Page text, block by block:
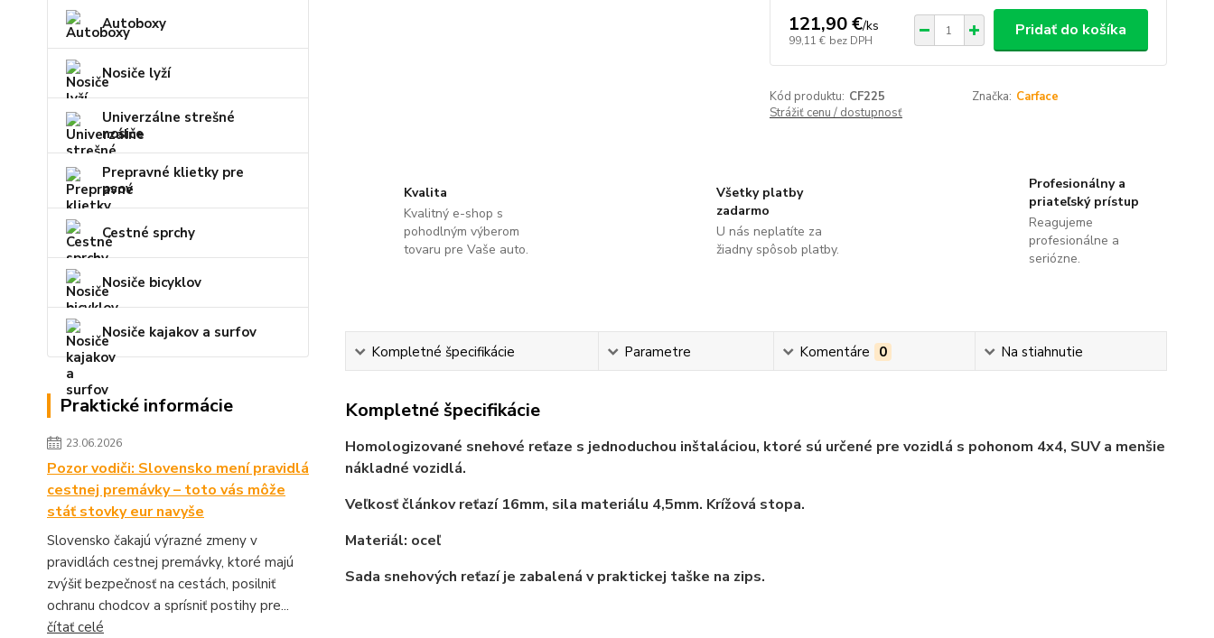
Autoboxy
Nosiče lyží
Univerzálne strešné
nosiče
Prepravné klietky pre
psov
Cestné sprchy
Nosiče bicyklov
Nosiče kajakov a surfov
Praktické informácie
23.06.2026
Pozor vodiči: Slovensko mení pravidlá
cestnej premávky – toto vás môže
stáť stovky eur navyše
Slovensko čakajú výrazné zmeny v
pravidlách cestnej premávky, ktoré majú
zvýšiť bezpečnosť na cestách, posilniť
ochranu chodcov a sprísniť postihy pre...
čítať celé
121,90 €/ks
99,11 € bez DPH
Pridať do košíka
Kód produktu: CF225 Značka: Carface
Strážiť cenu / dostupnosť
Kvalita
Kvalitný e-shop s
pohodlným výberom
tovaru pre Vaše auto.
Všetky platby
zadarmo
U nás neplatíte za
žiadny spôsob platby.
Profesionálny a
priateľský prístup
Reagujeme
profesionálne a
seriózne.
Kompletné špecifikácie Parametre Komentáre 0 Na stiahnutie
Kompletné špecifikácie
Homologizované snehové reťaze s jednoduchou inštaláciou, ktoré sú určené pre vozidlá s pohonom 4x4, SUV a menšie
nákladné vozidlá.
Veľkosť článkov reťazí 16mm, sila materiálu 4,5mm. Krížová stopa.
Materiál: oceľ
Sada snehových reťazí je zabalená v praktickej taške na zips.